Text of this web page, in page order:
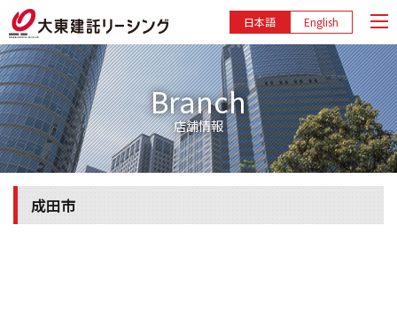
English
日本語
Branch
店舗情報
成田市